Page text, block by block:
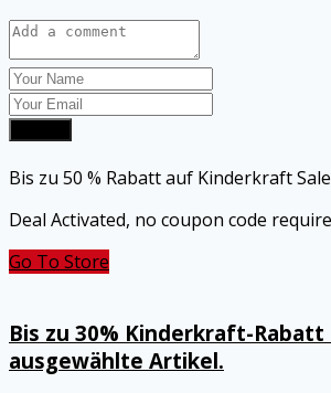
Bis zu 50 % Rabatt auf Kinderkraft
Deal Activated, no coupon code
Go To Store
Bis zu 30% Kinderkraft-
ausgewählte Artikel.